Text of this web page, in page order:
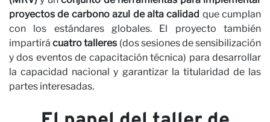
proyectos de carbono azul de alta calidad que cumplan
con los estándares globales. El proyecto también
impartirácuatro talleres (dos sesiones de sensibilización
y dos eventos de capacitación técnica) para desarrollar
la capacidad nacional y garantizar la titularidad de las
partes interesadas.